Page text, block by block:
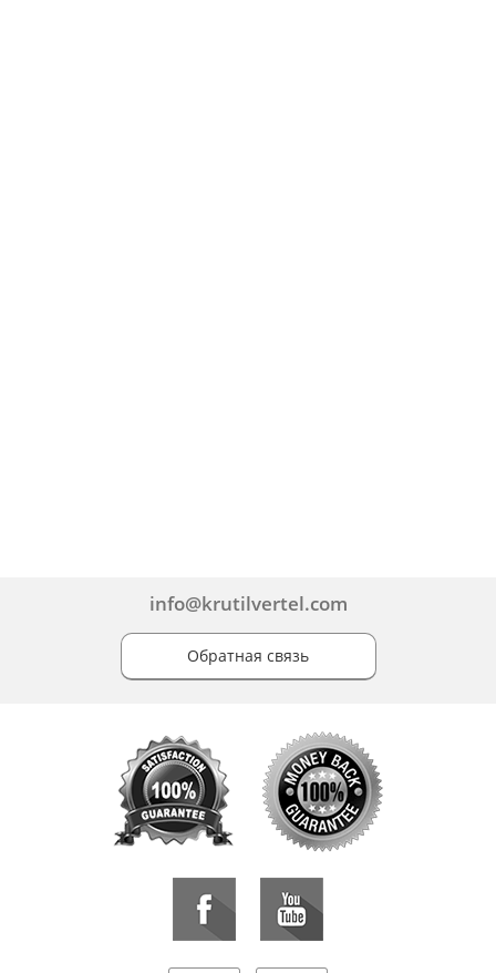
info@krutilvertel.com
Обратная связь